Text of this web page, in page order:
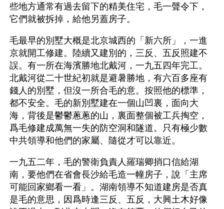
些地方通常有過去留下的精美住宅，毛一聲令下，
它們就被拆掉，給他另蓋房子。
毛最早的別墅大概是北京城西的「新六所」，一進
京就開工修建。陸續又建別的，三反、五反照建不
誤。有一所在海濱勝地北戴河，一九五四年完工。
北戴河從二十世紀初就是避暑勝地，有六百多座有
錢人的別墅，但沒一所合毛的意。按照他的標準，
都不安全。毛的新別墅建在一個山凹裏，面向大
海，背後是鬱鬱蔥蔥的山，裏面整個被工兵掏空，
爲毛修建成萬無一失的防空洞和隧道。只有極少數
中共領導和他們的家屬、隨從才可以靠近。
一九五二年，毛的警衛負責人羅瑞卿捎口信給湖
南，要他們在省會長沙給毛造一幢房子，說「主席
可能回家鄉看一看」。湖南領導不知道建房是否真
是毛的意思，因爲時逢三反、五反，大興土木好像